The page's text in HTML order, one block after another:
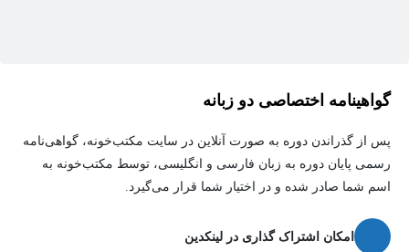
گواهینامه اختصاصی دو زبانه
پس از گذراندن دوره به صورت آنلاین در سایت مکتب‌خونه، گواهی‌نامه
رسمی پایان دوره به زبان فارسی و انگلیسی، توسط مکتب‌خونه به
اسم شما صادر شده و در اختیار شما قرار می‌گیرد.
امکان اشتراک گذاری در لینکدین